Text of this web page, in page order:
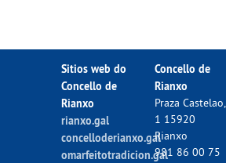
Sitios web do
Concello de
Rianxo
rianxo.gal
concelloderianxo.gal
omarfeitotradicion.gal
Concello de
Rianxo
Praza Castelao,
1 15920
Rianxo
981 86 00 75